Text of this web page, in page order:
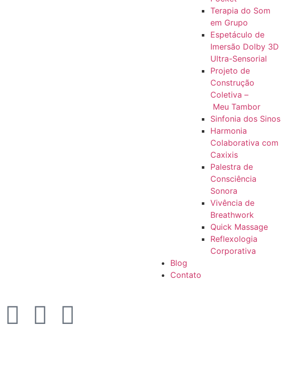
Terapia do Som
em Grupo
Espetáculo de
Imersão Dolby 3D
Ultra-Sensorial
Projeto de
Construção
Coletiva –
Meu Tambor
Sinfonia dos Sinos
Harmonia
Colaborativa com
Caxixis
Palestra de
Consciência
Sonora
Vivência de
Breathwork
Quick Massage
Reflexologia
Corporativa
Blog
Contato